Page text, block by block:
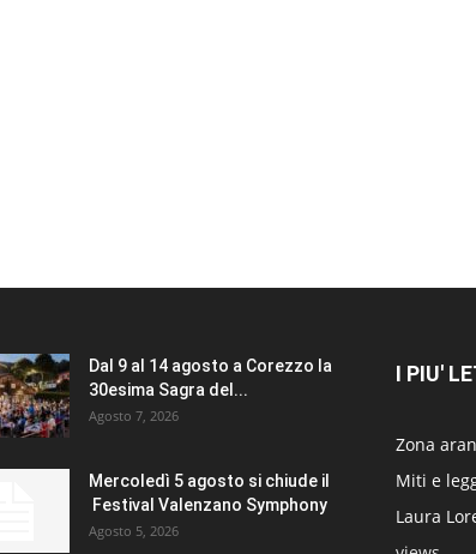
Dal 9 al 14 agosto a Corezzo la
30esima Sagra del...
Agosto 7, 2026
Mercoledì 5 agosto si chiude il
Festival Valenzano Symphony
Agosto 5, 2026
I PIU'
Zona
Miti e
Laura